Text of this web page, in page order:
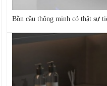
Bồn cầu thông minh có thật sự